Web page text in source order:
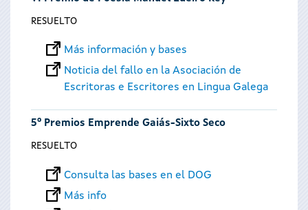
RESUELTO
Más información y bases
Noticia del fallo en la Asociación de
Escritoras e Escritores en Lingua Galega
5º Premios Emprende Gaiás-Sixto Seco
RESUELTO
Consulta las bases en el DOG
Más info